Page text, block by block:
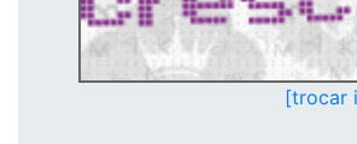
[trocar